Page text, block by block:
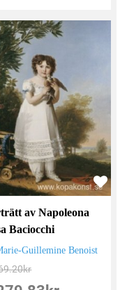
av Napoleona
Baciocchi
Guillemine Benoist
kr